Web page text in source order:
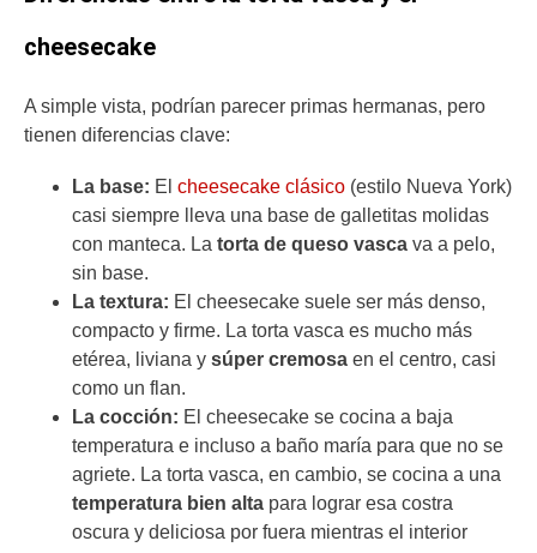
cheesecake
A simple vista, podrían parecer primas hermanas, pero
tienen diferencias clave:
La base: El cheesecake clásico (estilo Nueva York)
casi siempre lleva una base de galletitas molidas
con manteca. La torta de queso vasca va a pelo,
sin base.
La textura: El cheesecake suele ser más denso,
compacto y firme. La torta vasca es mucho más
etérea, liviana y súper cremosa en el centro, casi
como un flan.
La cocción: El cheesecake se cocina a baja
temperatura e incluso a baño maría para que no se
agriete. La torta vasca, en cambio, se cocina a una
temperatura bien alta para lograr esa costra
oscura y deliciosa por fuera mientras el interior